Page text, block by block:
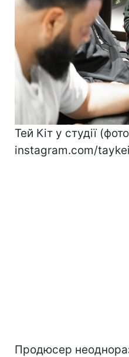
Тей Кіт у студії
instagram.com/
Продюсер